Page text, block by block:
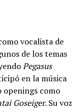
vocalista de
de los temas
Pegasus
en la música
como
Goseiger. Su voz